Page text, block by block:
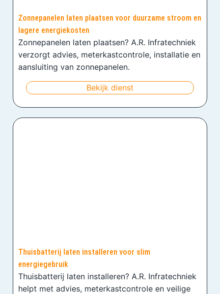
Zonnepanelen laten plaatsen voor duurzame stroom en
lagere energiekosten
Zonnepanelen laten plaatsen? A.R. Infratechniek
verzorgt advies, meterkastcontrole, installatie en
aansluiting van zonnepanelen.
Bekijk dienst
Thuisbatterij laten installeren voor slim
energiegebruik
Thuisbatterij laten installeren? A.R. Infratechniek
helpt met advies, meterkastcontrole en veilige